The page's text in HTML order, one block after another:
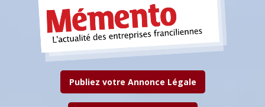
Publiez votre Annonce Légale